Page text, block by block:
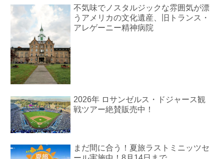
不気味でノスタルジックな雰囲気が漂
うアメリカの文化遺産、旧トランス・
アレゲーニー精神病院
2026年 ロサンゼルス・ドジャース観
戦ツアー絶賛販売中！
まだ間に合う！夏旅ラストミニッツセ